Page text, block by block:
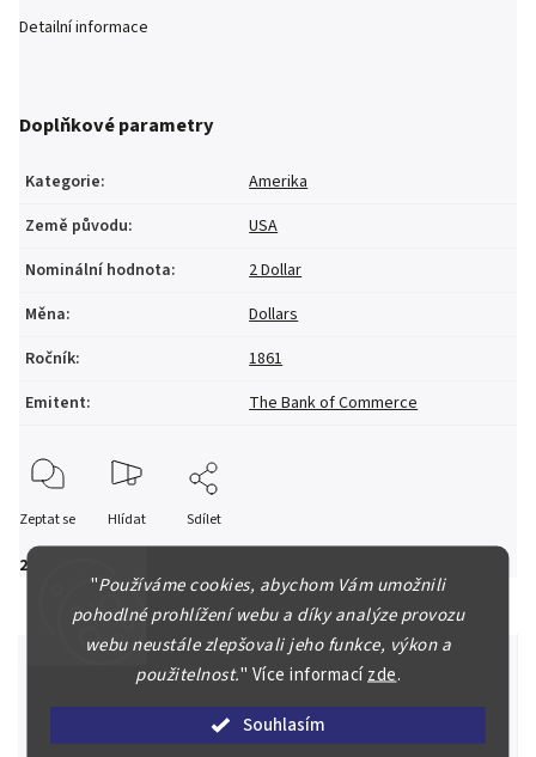
"Používáme cookies, abychom Vám umožnili
pohodlné prohlížení webu a díky analýze provozu
webu neustále zlepšovali jeho funkce, výkon a
použitelnost." Více informacízde.
Souhlasím
2 000 Kč
Detailní informace
Doplňkové parametry
Kategorie:
Amerika
Země původu:
USA
Nominální hodnota:
2 Dollar
Měna:
Dollars
Ročník:
1861
Emitent: The Bank of Commerce
Zeptat se Hlídat Sdílet
Špičkové služby za nejlepší ceny